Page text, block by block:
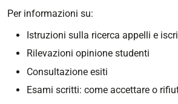
Per informazioni su:
Istruzioni sulla ricerca appelli e
Rilevazioni opinione studenti
Consultazione esiti
Esami scritti: come accettare o